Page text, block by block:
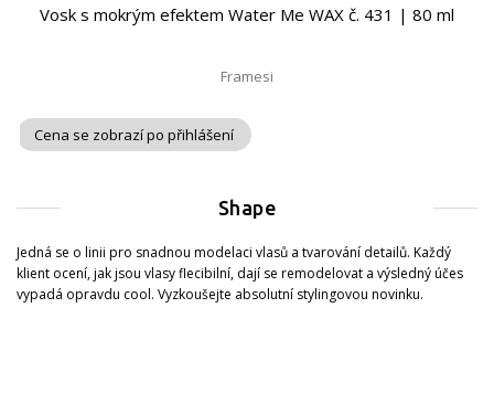
Vosk s mokrým efektem Water Me WAX č. 431 | 80 ml
Framesi
Cena se zobrazí po přihlášení
Shape
Jedná se o linii pro snadnou modelaci vlasů a tvarování detailů. Každý
klient ocení, jak jsou vlasy flecibilní, dají se remodelovat a výsledný účes
vypadá opravdu cool. Vyzkoušejte absolutní stylingovou novinku.